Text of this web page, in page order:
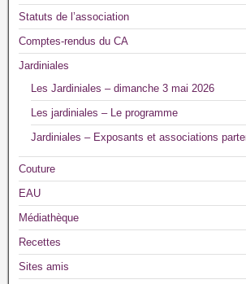
Statuts de l’association
Comptes-rendus du CA
Jardiniales
Les Jardiniales – dimanche 3 mai 2026
Les jardiniales – Le programme
Jardiniales – Exposants et associations
Couture
EAU
Médiathèque
Recettes
Sites amis